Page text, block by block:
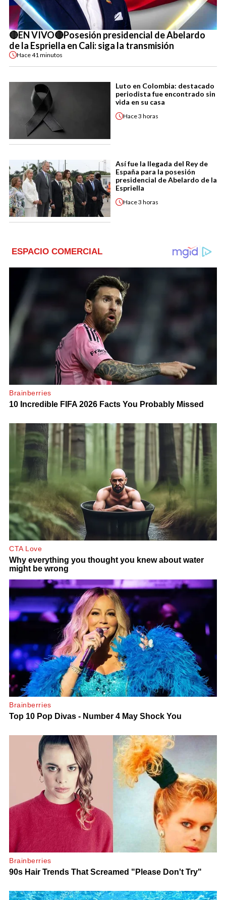
🔴EN VIVO🔴Posesión presidencial de Abelardo
de la Espriella en Cali: siga la transmisión
Hace41 minutos
Luto en Colombia: destacado
periodista fue encontrado sin
vida en su casa
Hace3 horas
Así fue la llegada del Rey de
España para la posesión
presidencial de Abelardo de la
Espriella
Hace3 horas